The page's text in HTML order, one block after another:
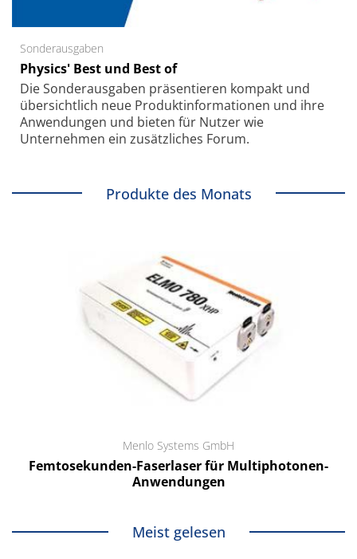
Sonderausgaben
Physics' Best und Best of
Die Sonder­ausgaben präsentieren kompakt und
übersichtlich neue Produkt­informationen und ihre
Anwendungen und bieten für Nutzer wie
Unternehmen ein zusätzliches Forum.
Produkte des Monats
Menlo Systems GmbH
Femtosekunden-Faserlaser für Multiphotonen-
Anwendungen
Meist gelesen